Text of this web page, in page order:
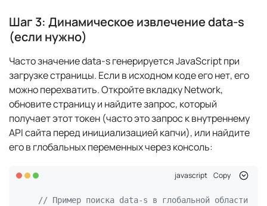
Шаг 3: Динамическое извлечение data-s
(если нужно)
Часто значение data-s генерируется JavaScript при
загрузке страницы. Если в исходном коде его нет, его
можно перехватить. Откройте вкладку Network,
обновите страницу и найдите запрос, который
получает этот токен (часто это запрос к внутреннему
API сайта перед инициализацией капчи), или найдите
его в глобальных переменных через консоль:
javascript Copy
// Пример поиска data-s в глобальной области